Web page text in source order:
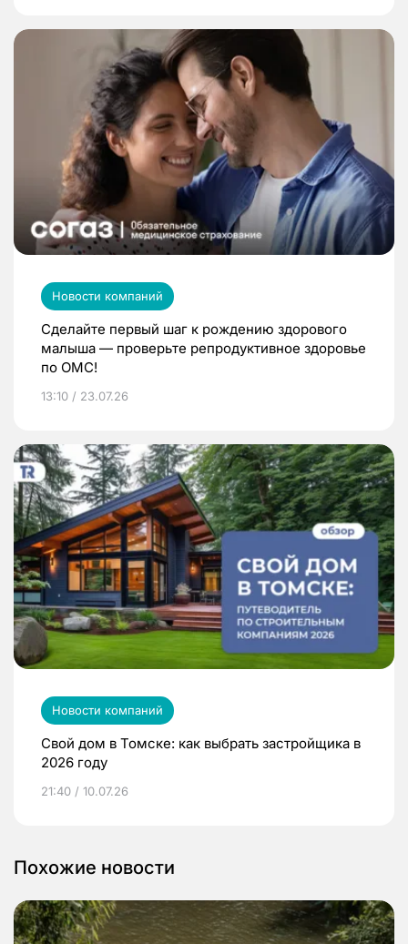
Новости компаний
Сделайте первый шаг к рождению здорового
малыша — проверьте репродуктивное здоровье
по ОМС!
13:10 / 23.07.26
Новости компаний
Свой дом в Томске: как выбрать застройщика в
2026 году
21:40 / 10.07.26
Похожие новости